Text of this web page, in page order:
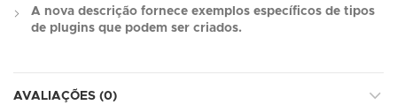
A nova descrição fornece exemplos específicos de tipos
de plugins que podem ser criados.
AVALIAÇÕES (0)